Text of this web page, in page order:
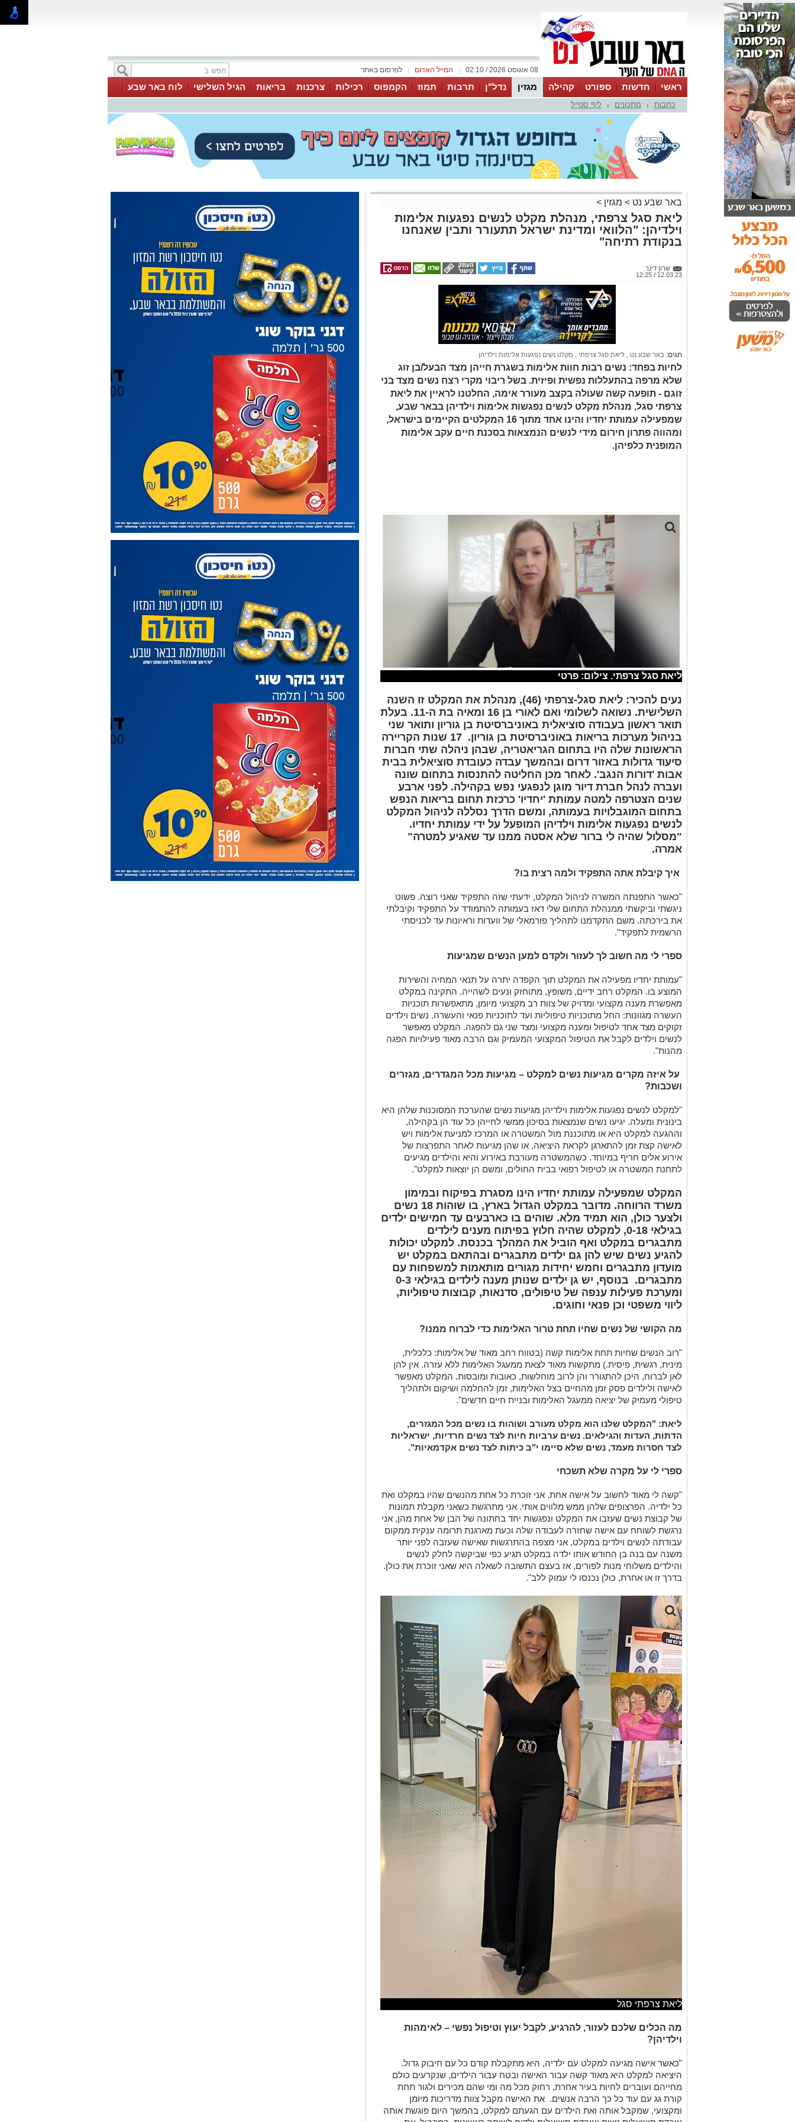
לפרסום באתר המייל האדום 08 אוגוסט 2026 / 02:10
ראשי חדשות ספורט קהילה מגזין נדל"ן תרבות תמוז הקמפוס רכילות צרכנות בריאות הגיל השלישי
לוח באר שבע
עסקים
טיפים והמלצות כתבות מתכונים ליף סטייל
באר שבע נט > מגזין >
ליאת סגל צרפתי, מנהלת מקלט לנשים נפגעות אלימות
וילדיהן: "הלוואי ומדינת ישראל תתעורר ותבין שאנחנו
בנקודת רתיחה"
שרון דינר
12.03.23 / 12:25
תגים: באר שבע נט ליאת סגל צרפתי מקלט נשים נפגעות אלימות וילדיהן
לחיות בפחד: נשים רבות חוות אלימות בשגרת חייהן מצד הבעל/בן זוג
שלא מרפה בהתעללות נפשית ופיזית. בשל ריבוי מקרי רצח נשים מצד בני
זוגם - תופעה קשה שעולה בקצב מעורר אימה, החלטנו לראיין את ליאת
צרפתי סגל, מנהלת מקלט לנשים נפגשות אלימות וילדיהן בבאר שבע,
שמפעילה עמותת יחדיו והינו אחד מתוך 16 המקלטים הקיימים בישראל,
ומהווה פתרון חירום מידי לנשים הנמצאות בסכנת חיים עקב אלימות
המופנית כלפיהן.
ליאת סגל צרפתי. צילום: פרטי
נעים להכיר: ליאת סגל-צרפתי (46)
, מנהלת את המקלט זו השנה
השלישית. נשואה לשלומי
ואם לאורי בן 16 ומאיה בת ה-11. בעלת
תואר ראשון בעבודה סוציאלית באוניברסיטת בן גוריון ותואר שני
בניהול מערכות בריאות באוניברסיטת בן גוריון. 17 שנות הקרייר
ה
הראשונות שלה היו בתחום הגריאטריה, שבהן ניהלה שתי חברות
סיעוד גדולות באזור דרום ובהמשך עבדה כעובדת סוציאלית בבית
אבות 'דורות הנגב'. לאחר מכן החליטה להתנסות בתחום שונה
ועברה לנהל חברת דיור מוגן לנפגעי נפש בקהילה. לפני ארבע
שנים הצטרפה למטה עמותת 'יחדיו' כרכזת תחום בריאות הנפש
בתחום המוגבלויות בעמותה, ומשם הדרך נסללה לניהול המקלט
לנשים נפגעות אלימות וילדיהן המופעל על ידי עמותת יחדיו.
"מסלול שהיה לי ברור שלא אסטה ממנו עד שאגיע למטרה"
אמרה.
איך קיבלת אתה התפקיד ולמה רצית בו?
"כאשר התפנתה המשרה לניהול המקלט, ידעתי שזה התפקיד שאני רוצה. פשוט
ניגשתי וביקשתי ממנהלת התחום שלי דאז בעמותה להתמודד על התפקיד וקיבלתי
את בירכתה. משם התקדמנו לתהליך פורמאלי של וועדות וראיונות עד לכניסתי
הרשמית לתפקיד".
ספרי לי מה חשוב לך לעזור ולקדם למען הנשים שמגיעות
"עמותת יחדיו מפעילה את המקלט תוך הקפדה יתרה על תנאי המחיה והשירות
המוצע בו. המקלט רחב ידיים, משופץ, מתוחזק ונעים לשהייה. התקינה במקלט
מאפשרת מענה מקצועי ומדויק של צוות רב מקצועי מיומן, מתאפשרות תוכניות
העשרה מגוונות: החל מתוכניות טיפוליות ועד לתוכניות פנאי והעשרה. נשים וילדים
זקוקים מצד אחד לטיפול ומענה מקצועי ומצד שני גם להפגה. המקלט מאפשר
לנשים וילדים לקבל את הטיפול המקצועי המעמיק וגם הרבה מאוד פעילויות הפגה
מהנות".
על איזה מקרים מגיעות נשים למקלט – מגיעות מכל המגדרים, מגזרים
ושכבות?
"למקלט לנשים נפגעות אלימות וילדיהן מגיעות נשים שהערכת המסוכנות שלהן היא
בינונית ומעלה. יגיעו נשים שנמצאות בסיכון ממשי לחייהן כל עוד הן בקהילה,
וההגעה למקלט היא או מתוכננת מול המשטרה או המרכז למניעת אלימות ויש
לאישה קצת זמן להתארגן לקראת היציאה, או שהן מגיעות לאחר התפרצות של
אירוע אלים חריף במיוחד. כשהמשטרה מעורבת באירוע והיא והילדים מגיעים
לתחנת המשטרה או לטיפול רפואי בבית החולים, ומשם הן יוצאות למקלט".
המקלט שמפעילה עמותת יחדיו הינו מסגרת בפיקוח ובמימון
משרד הרווחה. מדובר במקלט הגדול בארץ, בו שוהות 18 נשים
ולצער כולן, הוא תמיד מלא. שוהים בו כארבעים עד חמישים ילדים
בגילאי 0-18, למקלט שהיה חלוץ בפיתוח מענים לילדים
מתבגרים במקלט ואף הוביל את המהלך בכנסת. למקלט יכולות
להגיע נשים שיש להן גם ילדים מתבגרים ובהתאם במקלט יש
מועדון מתבגרים וחמש יחידות מגורים מותאמות למשפחות עם
מתבגרים. בנוסף, יש גן ילדים שנותן מענה לילדים בגילאי 0-3
ומערכת פעילות ענפה של טיפולים, סדנאות, קבוצות טיפוליות,
ליווי משפטי וכן פנאי וחוגים.
מה הקושי של נשים שחיו תחת טרור האלימות כדי לברוח ממנו?
"רוב הנשים שחיות תחת אלימות קשה (בטווח רחב מאוד של אלימות: כלכלית,
מינית, רגשית, פיסית.) מתקשות מאוד לצאת ממעגל האלימות ללא עזרה. אין להן
לאן לברוח, היכן להתגורר והן לרוב מוחלשות, כאובות ומובסות. המקלט מאפשר
לאישה ולילדים פסק זמן מהחיים בצל האלימות, זמן להחלמה ושיקום ולתהליך
טיפולי מעמיק של יציאה ממעגל האלימות ובניית חיים חדשים".
ליאת: "המקלט שלנו הוא מקלט מעורב ושוהות בו נשים מכל המגזרים,
הדתות, העדות והגילאים. נשים ערביות חיות לצד נשים חרדיות, ישראליות
לצד חסרות מעמד, נשים שלא סיימו י"ב כיתות לצד נשים אקדמאיות".
ספרי לי על מקרה שלא תשכחי
"קשה לי מאוד לחשוב על אישה אחת. אני זוכרת כל אחת מהנשים שהיו במקלט ואת
כל ילדיה. הפרצופים שלהן ממש מלווים אותי. אני מתרגשת כשאני מקבלת תמונות
של קבוצת נשים שעזבו את המקלט ונפגשות יחד בחתונה של הבן של אחת מהן, אני
נרגשת לשוחח עם אישה שחזרה לעבודה שלה וכעת מארגנת תרומה ענקית ממקום
עבודתה לנשים וילדים במקלט, אני מצפה בהתרגשות שאישה שעזבה לפני יותר
משנה עם בנה בן החודש אותו ילדה במקלט תגיע כפי שביקשה לחלק לנשים
והילדים משלוחי מנות לפורים, אז בעצם התשובה לשאלה היא שאני זוכרת את כולן.
בדרך זו או אחרת, כולן נכנסו לי עמוק ללב".
ליאת צרפתי סגל
מה הכלים שלכם לעזור, להרגיע, לקבל יעוץ וטיפול נפשי – לאימהות
וילדיהן?
"כאשר אישה מגיעה למקלט עם ילדיה, היא מתקבלת קודם כל עם חיבוק גדול.
היציאה למקלט היא מאוד קשה עבור האישה ובטח עבור הילדים, שנקרעים כולם
מחייהם ועוברים לחיות בעיר אחרת, רחוק מכל מה ומי שהם מכירים ולגור תחת
קורת גג עם עוד כל כך הרבה אנשים. את האישה מקבל צוות מדריכות מיומן
ומקצועי, שמקבל אותה ואת הילדים עם הגעתם למקלט, בהמשך היום פוגשת אותה